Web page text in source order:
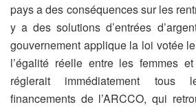
pays a des conséquences sur les
y a des solutions d’entrées
gouvernement applique la loi votée
l’égalité réelle entre les femmes
réglerait immédiatement tous
financements de l’ARCCO, qui